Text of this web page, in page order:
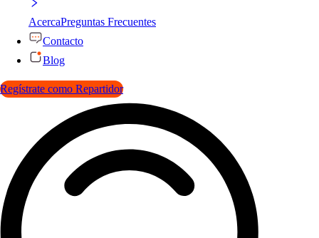
AcercaPreguntas Frecuentes
Contacto
Blog
Regístrate como Repartidor